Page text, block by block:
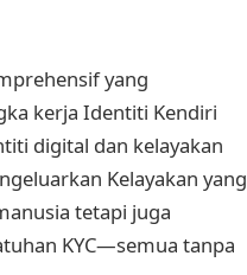
yang
kerja Identiti Kendiri
digital dan kelayakan
Kelayakan yang
tetapi juga
KYC—semua tanpa